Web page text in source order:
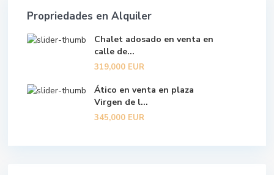
Propriedades en Alquiler
Chalet adosado en venta en
calle de...
319,000 EUR
Ático en venta en plaza
Virgen de l...
345,000 EUR